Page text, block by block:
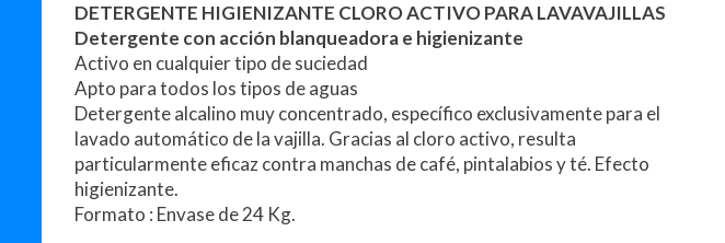
DETERGENTE HIGIENIZANTE CLORO ACTIVO PARA LAVAVAJILLAS
Detergente con acción blanqueadora e higienizante
Activo en cualquier tipo de suciedad
Apto para todos los tipos de aguas
Detergente alcalino muy concentrado, específico exclusivamente para el
lavado automático de la vajilla. Gracias al cloro activo, resulta
particularmente eficaz contra manchas de café, pintalabios y té. Efecto
higienizante.
Formato : Envase de 24 Kg.